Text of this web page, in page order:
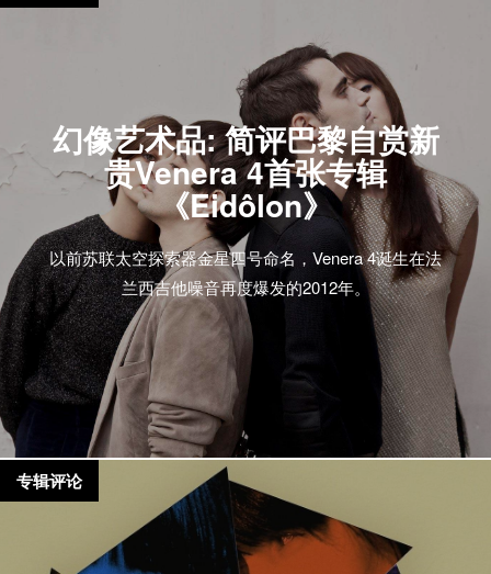
幻像艺术品: 简评巴黎自赏新
贵Venera 4首张专辑
《Eidôlon》
以前苏联太空探索器金星四号命名，Venera 4诞生在法
兰西吉他噪音再度爆发的2012年。
专辑评论